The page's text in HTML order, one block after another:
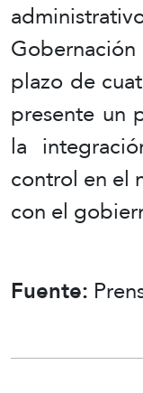
plazo de
presente un
la
control en el
con el
Fuente: